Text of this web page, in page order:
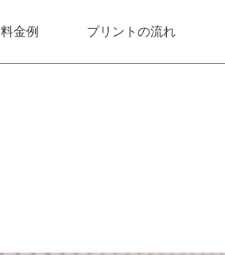
料金例 プリントの流れ